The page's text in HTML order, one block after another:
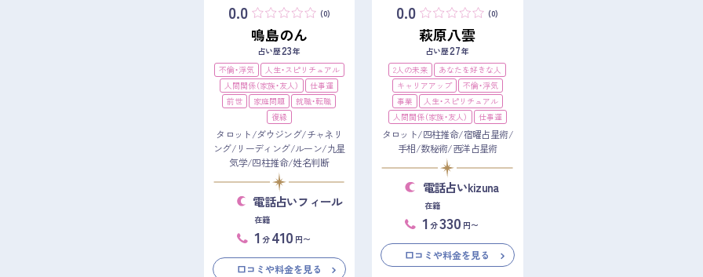
0.0 (0)
鳴島のん
占い歴23年
不倫・浮気
人生・スピリチュアル
人間関係（家族・友人）
仕事運
前世
家庭問題
就職・転職
復縁
タロット/ダウジング/チャネリ
ング/リーディング/ルーン/九星
気学/四柱推命/姓名判断
電話占いフィール
在籍
1 分 410 円〜
口コミや料金を見る
0.0 (0)
萩原八雲
占い歴27年
2人の未来
あなたを好きな人
キャリアアップ
不倫・浮気
事業
人生・スピリチュアル
人間関係（家族・友人）
仕事運
タロット/四柱推命/宿曜占星術/
手相/数秘術/西洋占星術
電話占いkizuna
在籍
1 分330 円〜
口コミや料金を見る